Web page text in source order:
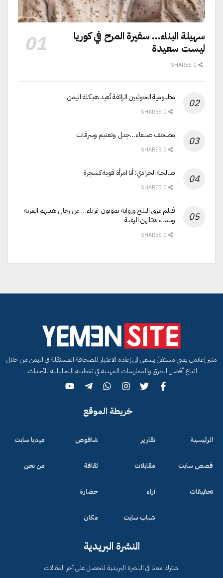
سهيلة البناء… سفيرة المرح في كوريا
ليست سعيدة
مظلومية الحوثيين الزائفة تُعيد هيكلة اليمن
مصحف صنعاء…جدل وتعتيم وسرقات
صالحة الجرادي: أنا امرأة قوية كشجرة
فيلم عرق البلح ورواية يموتون غرباء… عن رجال تقتلهم الغربة
ونساء تقتلهن الرغبة
منبر إعلامي يمني مستقلّ يسعى الى إعادة الاعتبار للصحافة المستقلة في اليمن من خلال
اتباع أفضل الطرق والممارسات المهنية في تغطيته التحليلية للأحداث.
خريطة الموقع
الرئيسية
قصص سايت
تحقيقات
تقارير
مقابلات
آراء
شباب سايت
شاقوص
ثقافة
حضارة
مكان
ميديا سايت
من نحن
النشرة البريدية
اشترك معنا في النشرة البريدية لتحصل على آخر المقالات